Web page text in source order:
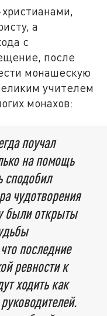
а
с
после
монашескую
учителем
монахов:
поучал
на помощь
сподобил
чудотворения
были открыты
последние
ревности к
ходить как